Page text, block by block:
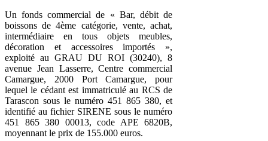
Un fonds commercial de « Bar, débit de
boissons de 4ème catégorie, vente, achat,
intermédiaire en tous objets meubles,
décoration et accessoires importés »,
exploité au GRAU DU ROI (30240), 8
avenue Jean Lasserre, Centre commercial
Camargue, 2000 Port Camargue, pour
lequel le cédant est immatriculé au RCS de
Tarascon sous le numéro 451 865 380, et
identifié au fichier SIRENE sous le numéro
451 865 380 00013, code APE 6820B,
moyennant le prix de 155.000 euros.